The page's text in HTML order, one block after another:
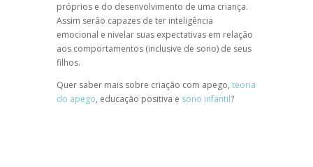
próprios e do desenvolvimento de uma criança.
Assim serão capazes de ter inteligência
emocional e nivelar suas expectativas em relação
aos comportamentos (inclusive de sono) de seus
filhos.
Quer saber mais sobre criação com apego, teoria
do apego, educação positiva e sono infantil?